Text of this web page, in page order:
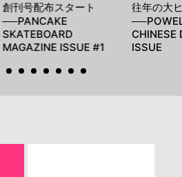
創刊号配布スタート
──PANCAKE
SKATEBOARD
MAGAZINE ISSUE #1
往年の大
CHINESE
ISSUE